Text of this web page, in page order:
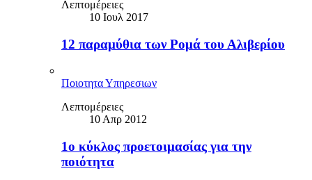
Λεπτομέρειες
10 Ιουλ 2017
12 παραμύθια των Ρομά του Αλιβερίου
Ποιοτητα Υπηρεσιων
Λεπτομέρειες
10 Απρ 2012
1ο κύκλος προετοιμασίας για την
ποιότητα